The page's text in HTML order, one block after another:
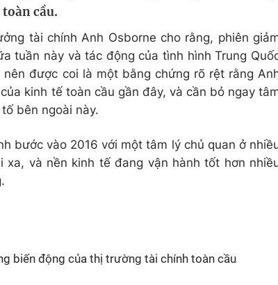
Tư vấn
cầu.
tài chính Anh Osborne cho rằng, phiên
tuần này và tác động của tình hình Trung
được coi là một bằng chứng rõ rệt rằng
kinh tế toàn cầu gần đây, và cần bỏ ngay
bên ngoài này.
bước vào 2016 với một tâm lý chủ quan ở
xa, và nền kinh tế đang vận hành tốt hơn
biến động của thị trường tài chính toàn cầu